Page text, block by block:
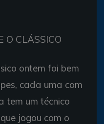
O CLÁSSICO
ontem foi bem
cada uma com
tem um técnico
jogou com o